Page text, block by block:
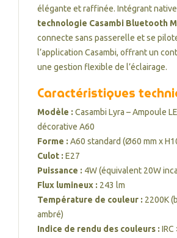
élégante et raffinée. Intégrant
technologie Casambi Bluetooth
connecte sans passerelle et se
l’application Casambi, offrant un
une gestion flexible de l’éclairage.
Caractéristiques
Modèle : Casambi Lyra – Ampoule
décorative A60
Forme : A60 standard (Ø60 mm x
Culot : E27
Puissance : 4W (équivalent 20W
Flux lumineux : 243 lm
Température de couleur : 2200K
ambré)
Indice de rendu des couleurs : IRC